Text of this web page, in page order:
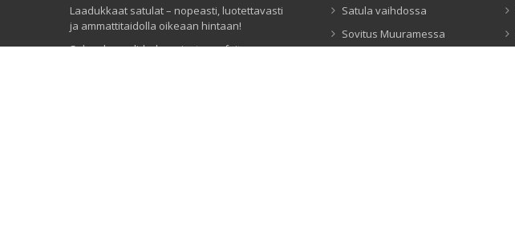
Laadukkaat satulat – nopeasti, luotettavasti
ja ammattitaidolla oikeaan hintaan!
Selas de qualidade – ajuste perfeito,
Satula vaihdossa
Sovitus Muuramessa